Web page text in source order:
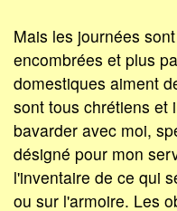
Mais les journées
encombrées et plus
domestiques aiment
sont tous chrétiens et
bavarder avec moi,
désigné pour mon
l'inventaire de ce qui
ou sur l'armoire. Les